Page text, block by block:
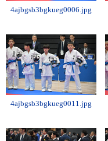
4ajbgsb3bgkueg0006.jpg
4ajbgsb3bgkueg0011.jpg